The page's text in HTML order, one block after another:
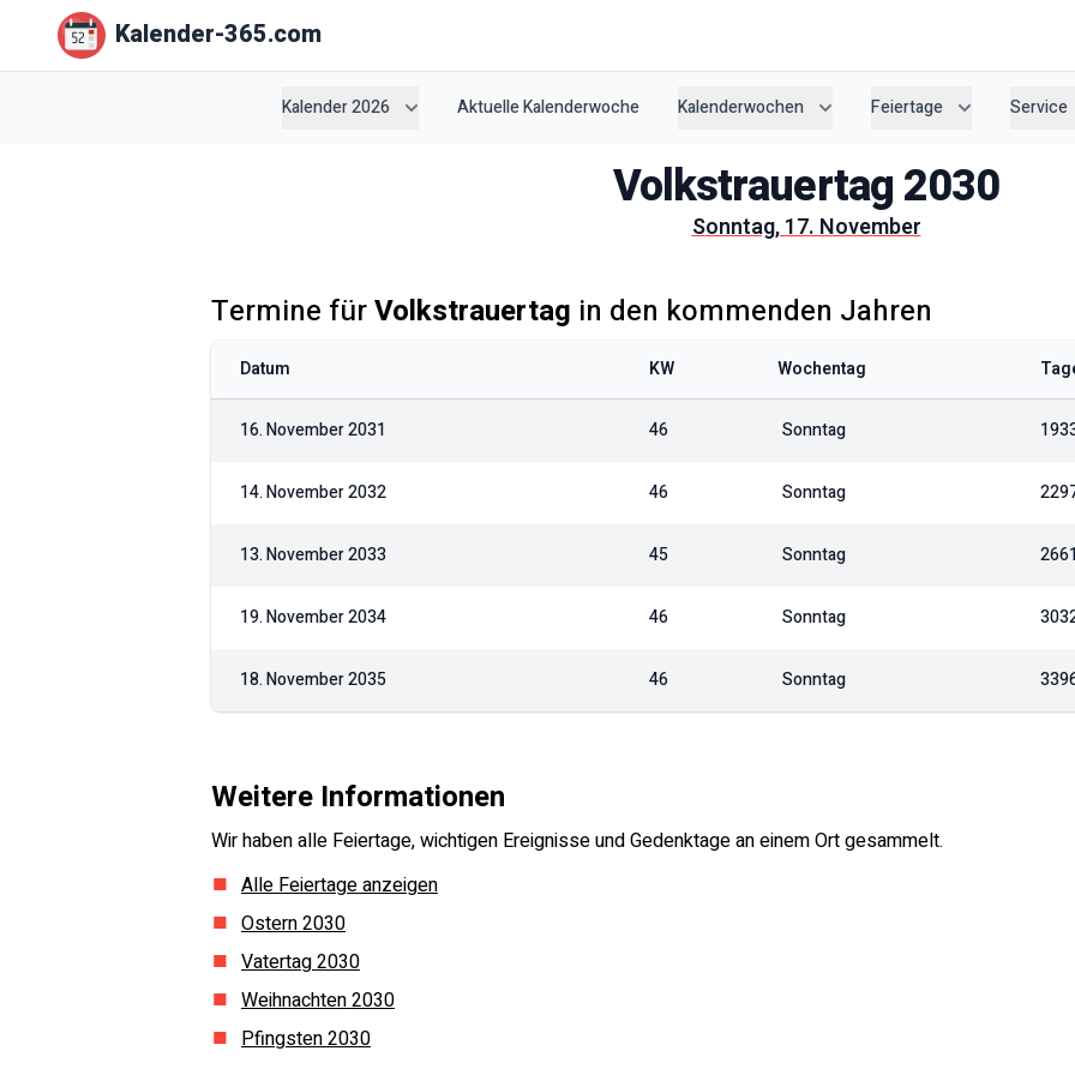
Kalender-365.com
Kalender 2026 Aktuelle Kalenderwoche Kalenderwochen Feiertage Service
Volkstrauertag2030
Sonntag, 17. November
Termine fürVolkstrauertag in den kommenden Jahren
Datum KW Wochentag
16. November 2031 46 Sonntag
14. November 2032 46 Sonntag
13. November 2033 45 Sonntag 2661
19. November 2034 46 Sonntag
18. November 2035 46 Sonntag
Weitere Informationen
Wir haben alle Feiertage, wichtigen Ereignisse und Gedenktage an einem Ort gesammelt.
Alle Feiertage anzeigen
Ostern2030
Vatertag2030
Weihnachten2030
Pfingsten2030